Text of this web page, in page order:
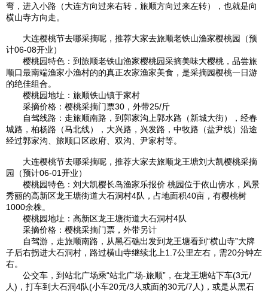
弯，进入小路（大连方向过来右转， 旅顺方向过来左转），也就是向
横山寺方向走。
大连樱桃节去哪采摘呢，推荐大家去旅顺老铁山渔家樱桃园
（预
计06-08开业）
樱桃园特色：到旅顺老铁山渔家樱桃园采摘美味大樱桃，品尝旅
顺口最南端渔家小渔村的的真正农家渔家美食，是采摘园樱桃一日游
的绝佳组合。
樱桃园地址： 旅顺铁山镇于家村
采摘价格：樱桃采摘门票30，外带25/斤
自驾线路：走旅顺南路，到郭家沟上郭水路（新城大街），经春
城路，柏杨路（马北线）， 大兴路，兴发路，中牧路（盐尹线）沿途
经过郭家沟、 旅顺口区政府、双沟、尹家村等。
大连樱桃节去哪采摘呢，推荐大家去旅顺龙王塘刘大凯樱桃采摘
园（预计06-01开业）
樱桃园特色：刘大凯樱长岛渔家乐报价 桃园位于依山傍水，风景
秀丽的高新区龙王塘街道大石洞村4队，占地面积40亩，有樱桃树
1000余株。
樱桃园地址：高新区龙王塘街道大石洞村4队
采摘价格：樱桃采摘门票，外带另计
自驾游，走旅顺南路，从黑石礁出发到龙王塘看到“横山寺”大牌
子后右拐进大石洞村，路过横山寺继续北上1.7公里左右，需20分钟左
右。
公交车，到站北广场乘“站北广场-旅顺”，在龙王塘站下车(3元/
人)，打车到大石洞4队(小车20元/3人或面的30元/7人)，或是从黑石